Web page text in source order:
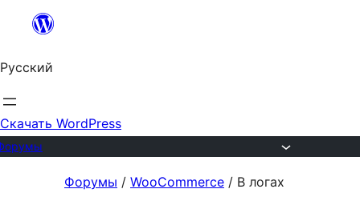
Перейти
содержимому
Русский
Скачать WordPress
Форумы / WooCommerce / В логах